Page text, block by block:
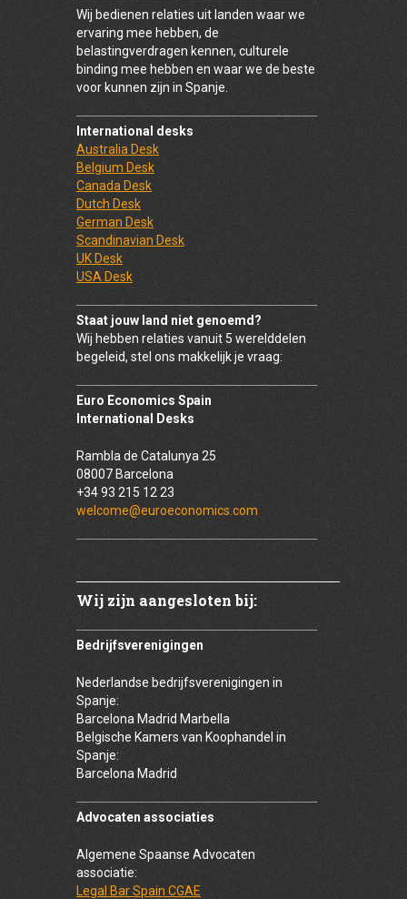
Wij bedienen relaties uit landen waar we
ervaring mee hebben, de
belastingverdragen kennen, culturele
binding mee hebben en waar we de beste
voor kunnen zijn in Spanje.
International desks
Australia Desk
Belgium Desk
Canada Desk
Dutch Desk
German Desk
Scandinavian Desk
UK Desk
USA Desk
Staat jouw land niet genoemd?
Wij hebben relaties vanuit 5 werelddelen
begeleid, stel ons makkelijk je vraag:
Euro Economics Spain
International Desks
Rambla de Catalunya 25
08007 Barcelona
+34 93 215 12 23
welcome@euroeconomics.com
Wij zijn aangesloten bij:
Bedrijfsverenigingen
Nederlandse bedrijfsverenigingen in
Spanje:
Barcelona Madrid Marbella
Belgische Kamers van Koophandel in
Spanje:
Barcelona Madrid
Advocaten associaties
Algemene Spaanse Advocaten
associatie:
Legal Bar Spain CGAE